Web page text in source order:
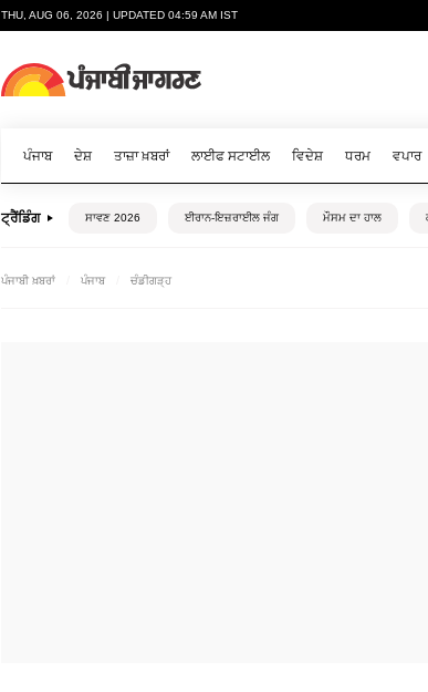
THU, AUG 06, 2026 | UPDATED 04:59 AM IST
ਪੰਜਾਬ ਦੇਸ਼ ਤਾਜ਼ਾ ਖ਼ਬਰਾਂ ਲਾਈਫ ਸਟਾਈਲ ਵਿਦੇਸ਼ ਧਰਮ ਵਪਾਰ
ਟ੍ਰੈਂਡਿੰਗ ਸਾਵਣ 2026 ਈਰਾਨ-ਇਜ਼ਰਾਈਲ ਜੰਗ ਮੌਸਮ ਦਾ ਹਾਲ
ਪੰਜਾਬੀ ਖ਼ਬਰਾਂ ਪੰਜਾਬ ਚੰਡੀਗੜ੍ਹ